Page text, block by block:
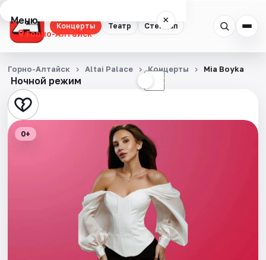
Концерты Театр Стендап
Меню ×
Горно-Алтайск
Концерты
Театр
Стендап
Ночной режим ☾
Горно-Алтайск Altai Palace Концерты Mia Boyka
0+